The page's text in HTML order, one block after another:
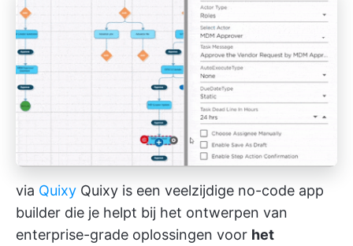
via Quixy Quixy is een veelzijdige no-code app
builder die je helpt bij het ontwerpen van
enterprise-grade oplossingen voor het